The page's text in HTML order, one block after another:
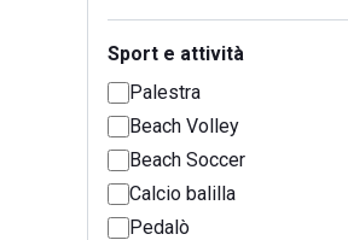
Sport e attività
Palestra
Beach Volley
Beach Soccer
Calcio balilla
Pedalò